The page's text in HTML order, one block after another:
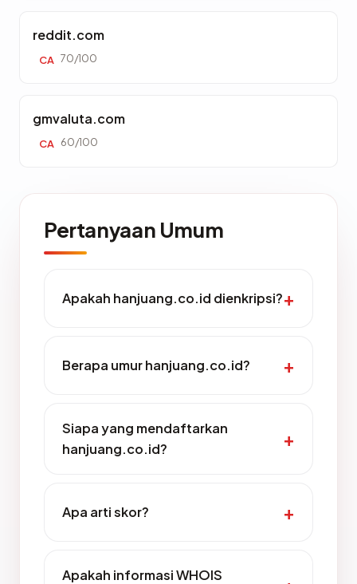
reddit.com
CA 70/100
gmvaluta.com
CA 60/100
Pertanyaan Umum
Apakah hanjuang.co.id dienkripsi?
Berapa umur hanjuang.co.id?
Siapa yang mendaftarkan
hanjuang.co.id?
Apa arti skor?
Apakah informasi WHOIS